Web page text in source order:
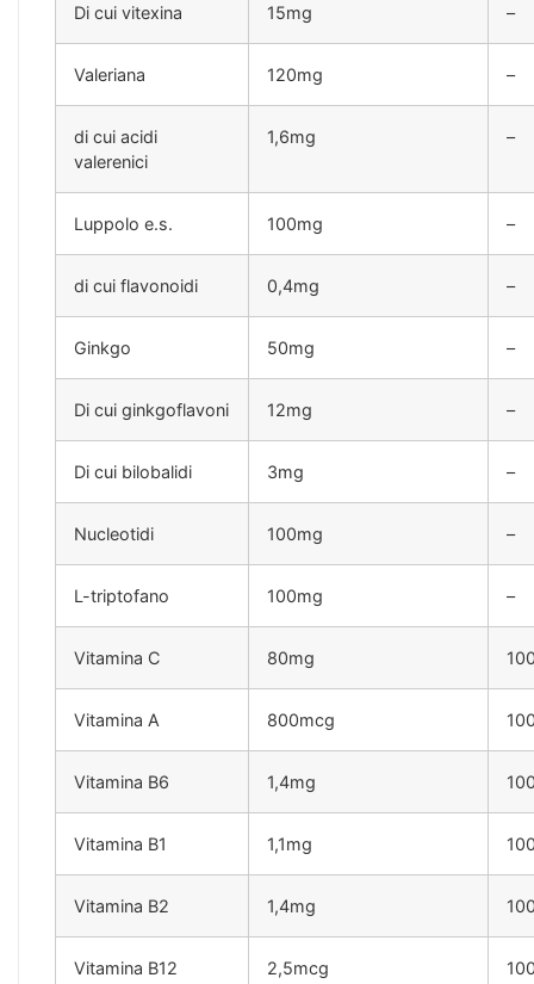
Di cui vitexina 15mg –
Valeriana 120mg –
di cui acidi
valerenici
1,6mg –
Luppolo e.s. 100mg –
di cui flavonoidi 0,4mg –
Ginkgo 50mg –
Di cui ginkgoflavoni 12mg –
Di cui bilobalidi 3mg –
Nucleotidi 100mg –
L-triptofano 100mg –
Vitamina C 80mg
Vitamina A 800mcg
Vitamina B6 1,4mg
Vitamina B1 1,1mg
Vitamina B2 1,4mg
Vitamina B12 2,5mcg